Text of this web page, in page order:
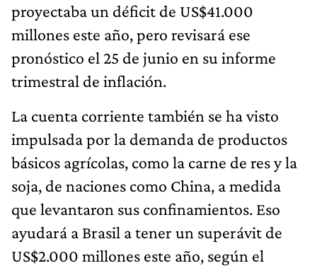
proyectaba un déficit de US$41.000
millones este año, pero revisará ese
pronóstico el 25 de junio en su informe
trimestral de inflación.
La cuenta corriente también se ha visto
impulsada por la demanda de productos
básicos agrícolas, como la carne de res y la
soja, de naciones como China, a medida
que levantaron sus confinamientos. Eso
ayudará a Brasil a tener un superávit de
US$2.000 millones este año, según el